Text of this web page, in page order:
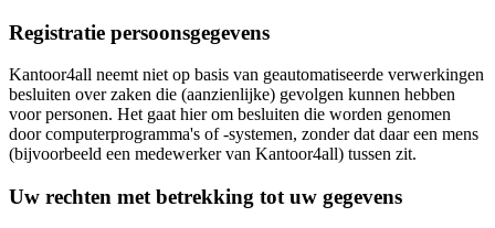
Registratie persoonsgegevens
Kantoor4all neemt niet op basis van geautomatiseerde verwerkingen
besluiten over zaken die (aanzienlijke) gevolgen kunnen hebben
voor personen. Het gaat hier om besluiten die worden genomen
door computerprogramma's of -systemen, zonder dat daar een mens
(bijvoorbeeld een medewerker van Kantoor4all) tussen zit.
Uw rechten met betrekking tot uw gegevens